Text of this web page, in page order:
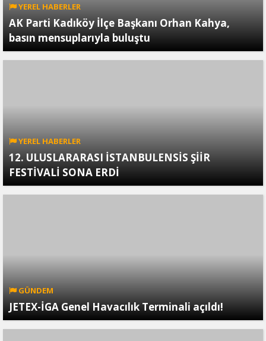
YEREL HABERLER
AK Parti Kadıköy İlçe Başkanı Orhan Kahya,
basın mensuplarıyla buluştu
YEREL HABERLER
12. ULUSLARARASI İSTANBULENSİS ŞİİR
FESTİVALİ SONA ERDİ
GÜNDEM
JETEX-İGA Genel Havacılık Terminali açıldı!